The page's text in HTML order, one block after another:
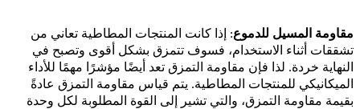
مقاومة المسيل للدموع: إذا كانت المنتجات المطاطية تعاني من
تشققات أثناء الاستخدام، فسوف تتمزق بشكل أقوى وتصبح في
النهاية خردة. لذا فإن مقاومة التمزق تعد أيضًا مؤشرًا مهمًا للأداء
الميكانيكي للمنتجات المطاطية. يتم قياس مقاومة التمزق عادةً
بقيمة مقاومة التمزق، والتي تشير إلى القوة المطلوبة لكل وحدة